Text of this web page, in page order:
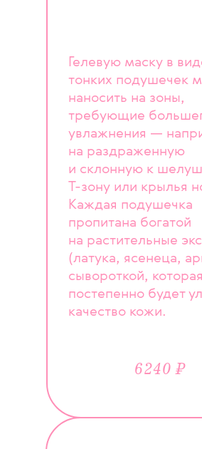
Гелевую маску в
тонких подушечек
наносить на зоны,
требующие
увлажнения —
на раздраженную
и склонную к
Т-зону или крылья
Каждая подушечка
пропитана богатой
на растительные
(латука, ясенеца,
сывороткой, которая
постепенно будет
качество кожи.
6240 ₽